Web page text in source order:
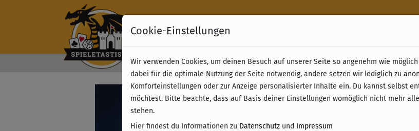
Kostenloser Versand & Retoure ab 49 € (innerhalb Deutschlands)
Cookie-Einstellungen
Wir verwenden Cookies, um deinen Besuch auf unserer Seite so angenehm wie
dabei für die optimale Nutzung der Seite notwendig, andere setzen wir lediglich zu
Komforteinstellungen oder zur Anzeige personalisierter Inhalte ein. Du kannst selbst
möchtest. Bitte beachte, dass auf Basis deiner Einstellungen womöglich nicht mehr
stehen.
Hier findest du Informationen zu Datenschutz und Impressum